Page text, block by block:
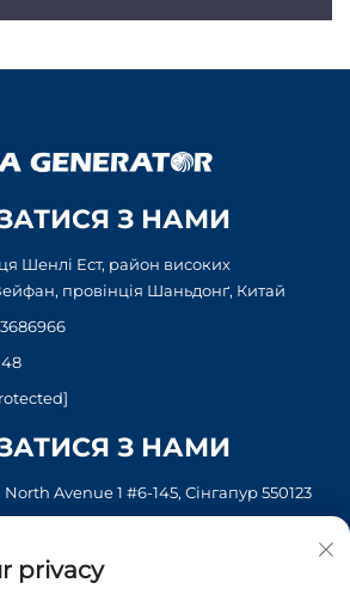
З НАМИ
Шенлі Ест, район високих
провінція Шаньдонґ, Китай
З НАМИ
Avenue 1 #6-145, Сінгапур 550123
privacy